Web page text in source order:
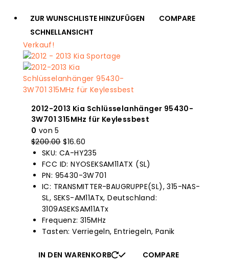
ZUR WUNSCHLISTE HINZUFÜGEN
COMPARE
SCHNELLANSICHT
Verkauf!
2012-2013 Kia Schlüsselanhänger 95430-
3W701 315MHz für Keylessbest
0 von 5
$200.00 Der
Originalpreis
war:
$200.00.
$16.60
aktuelle
Preis
ist:
$16.60.
SKU: CA-HY235
FCC ID: NYOSEKSAM11ATX (SL)
PN: 95430-3W701
IC: TRANSMITTER-BAUGRUPPE(SL), 315-NAS-
SL, SEKS-AM11ATx, Deutschland:
3109ASEKSAM11ATx
Frequenz: 315MHz
Tasten: Verriegeln, Entriegeln, Panik
IN DEN WARENKORB
COMPARE